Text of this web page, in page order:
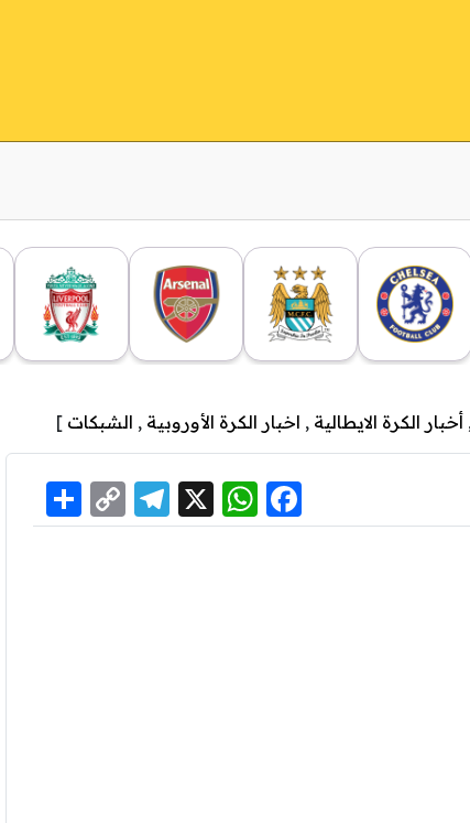
أخبار الكرة الايطالية , اخبار الكرة الأوروبية , الشبكات ]
Facebook
WhatsApp
X
Telegram
Copy
Link